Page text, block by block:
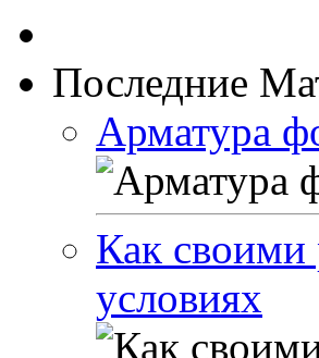
Последние
Арматура
Как своими
условиях